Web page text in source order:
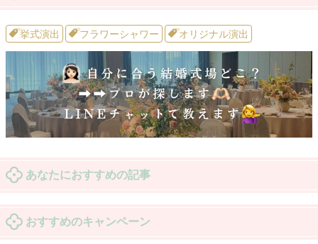
挙式演出 フラワーシャワー オリジナル演出
あなたにおすすめの記事
おすすめのキャンペーン